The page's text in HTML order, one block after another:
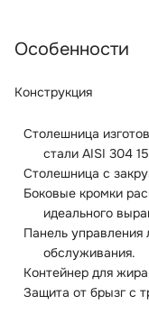
Особенности
Конструкция
Столешница
стали AISI 304
Столешница с
Боковые кромки
идеального
Панель управления
обслуживания.
Контейнер для
Защита от брызг с